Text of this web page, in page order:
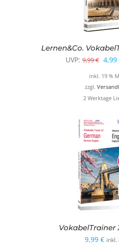
Lernen&Co.
UVP: 9,99€
Preis
war:
9,99
4,99
inkl. 19 %
zzgl.
2 Werktage
VokabelTrainer
9,99 € inkl.